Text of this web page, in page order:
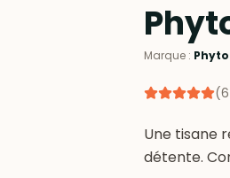
Marque :
(6
Une tisane
détente.